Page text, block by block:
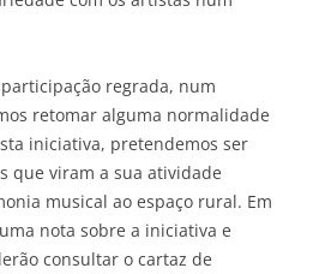
regrada, num
retomar alguma normalidade
iniciativa, pretendemos ser
que viram a sua atividade
musical ao espaço rural. Em
nota sobre a iniciativa e
consultar o cartaz de